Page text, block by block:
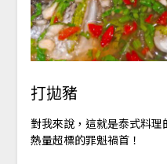
打拋豬
對我來說，這就是泰式料理
熱量超標的罪魁禍首！